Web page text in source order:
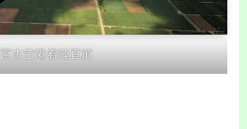
宮古空港着陸直前